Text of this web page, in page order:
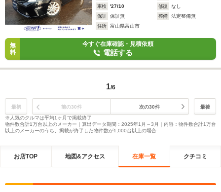
車検
'27/10 修復
なし
保証
保証無 整備
法定整備無
住所
富山県富山市
無
料
今すぐ在庫確認・見積依頼
電話する
1/6
最初 前の30件 次の30件
最後
※人気のクルマは平均1ヶ月で掲載終了
物件数合計1万台以上のメーカー｜算出データ期間：2025年1月～3月｜内容：物件数合計1万台
以上のメーカーのうち、掲載が終了した物件数が1,000台以上の場合
お店TOP 地図&アクセス 在庫一覧 クチコミ